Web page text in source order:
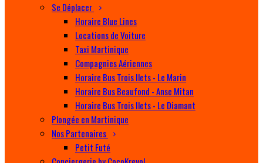
Se Déplacer
Horaire Blue Lines
Locations de Voiture
Taxi Martinique
Compagnies Aériennes
Horaire Bus Trois Ilets - Le Marin
Horaire Bus Beaufond - Anse Mitan
Horaire Bus Trois Ilets - Le Diamant
Plongée en Martinique
Nos Partenaires
Petit Futé